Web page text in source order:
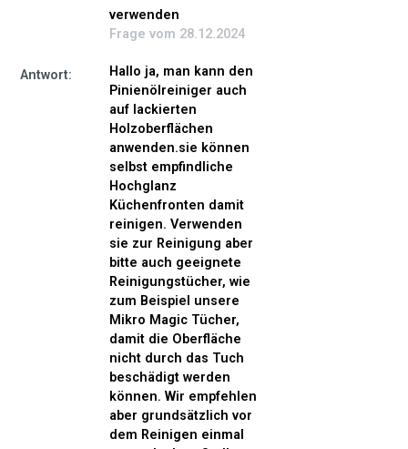
Entdecke die Kraft der Pinie
Mit dem Pastaclean Pinienöl Reiniger Konzentrat holst du dir
einen echten Alltagshelfer ins Haus. Universalreiniger,
Haushaltsreiniger, Holzreiniger, Bodenreiniger und Möbelpflege
in einem Produkt. Für gepflegte Holzoberflächen, glänzende
Böden, saubere Fenster, streifenfreie Spiegel, frische
Wohnräume und den unverwechselbaren Duft echter Pinien.
Erlebe selbst, warum die „Pinie“ seit vielen Jahren zu den
beliebtesten und meistverkauften Pastaclean Produkten
verwenden
Frage vom 28.12.2024
Antwort:
Hallo ja, man kann den
Pinienölreiniger auch
auf lackierten
Holzoberflächen
anwenden.sie können
selbst empfindliche
Hochglanz
Küchenfronten damit
reinigen. Verwenden
sie zur Reinigung aber
bitte auch geeignete
Reinigungstücher, wie
zum Beispiel unsere
Mikro Magic Tücher,
damit die Oberfläche
nicht durch das Tuch
beschädigt werden
können. Wir empfehlen
aber grundsätzlich vor
dem Reinigen einmal